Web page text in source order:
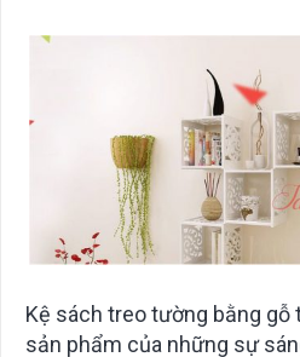
Kệ sách treo tường bằng gỗ
sản phẩm của những sự